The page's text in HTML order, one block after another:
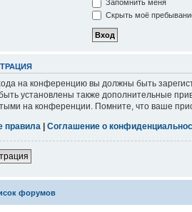
Запомнить меня
Скрыть моё
на конференцию вы должны быть
установлены также дополнительные
на конференции. Помните, что ваше
правила | Соглашение о
форумов